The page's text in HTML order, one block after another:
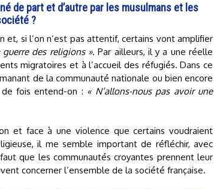
de part et d’autre par les musulmans et les
?
et, si l’on n’est pas attentif, certains vont amplifier
guerre des religions ». Par ailleurs, il y a une réelle
migratoires et à l’accueil des réfugiés. Dans ce
de la communauté nationale ou bien encore
de fois entend-on : « N’allons-nous pas avoir une
et face à une violence que certains voudraient
il me semble important de réfléchir, avec
que les communautés croyantes prennent leur
concerner l’ensemble de la société française.